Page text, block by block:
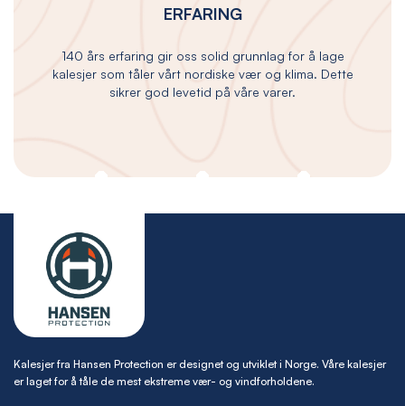
ERFARING
140 års erfaring gir oss solid grunnlag for å lage
kalesjer som tåler vårt nordiske vær og klima. Dette
sikrer god levetid på våre varer.
Kalesjer fra Hansen Protection er designet og utviklet i Norge. Våre kalesjer
er laget for å tåle de mest ekstreme vær- og vindforholdene.